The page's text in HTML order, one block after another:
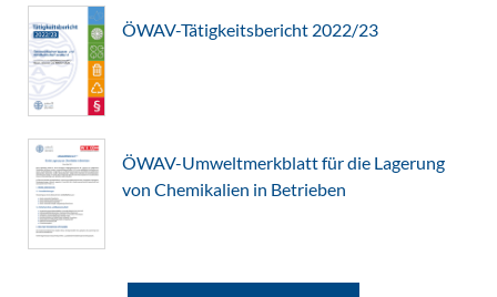
ÖWAV-Tätigkeitsbericht 2022/23
ÖWAV-Umweltmerkblatt für die Lagerung
von Chemikalien in Betrieben